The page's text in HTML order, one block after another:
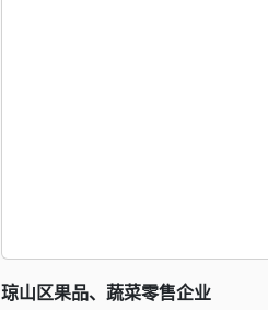
琼山区果品、蔬菜零售企业